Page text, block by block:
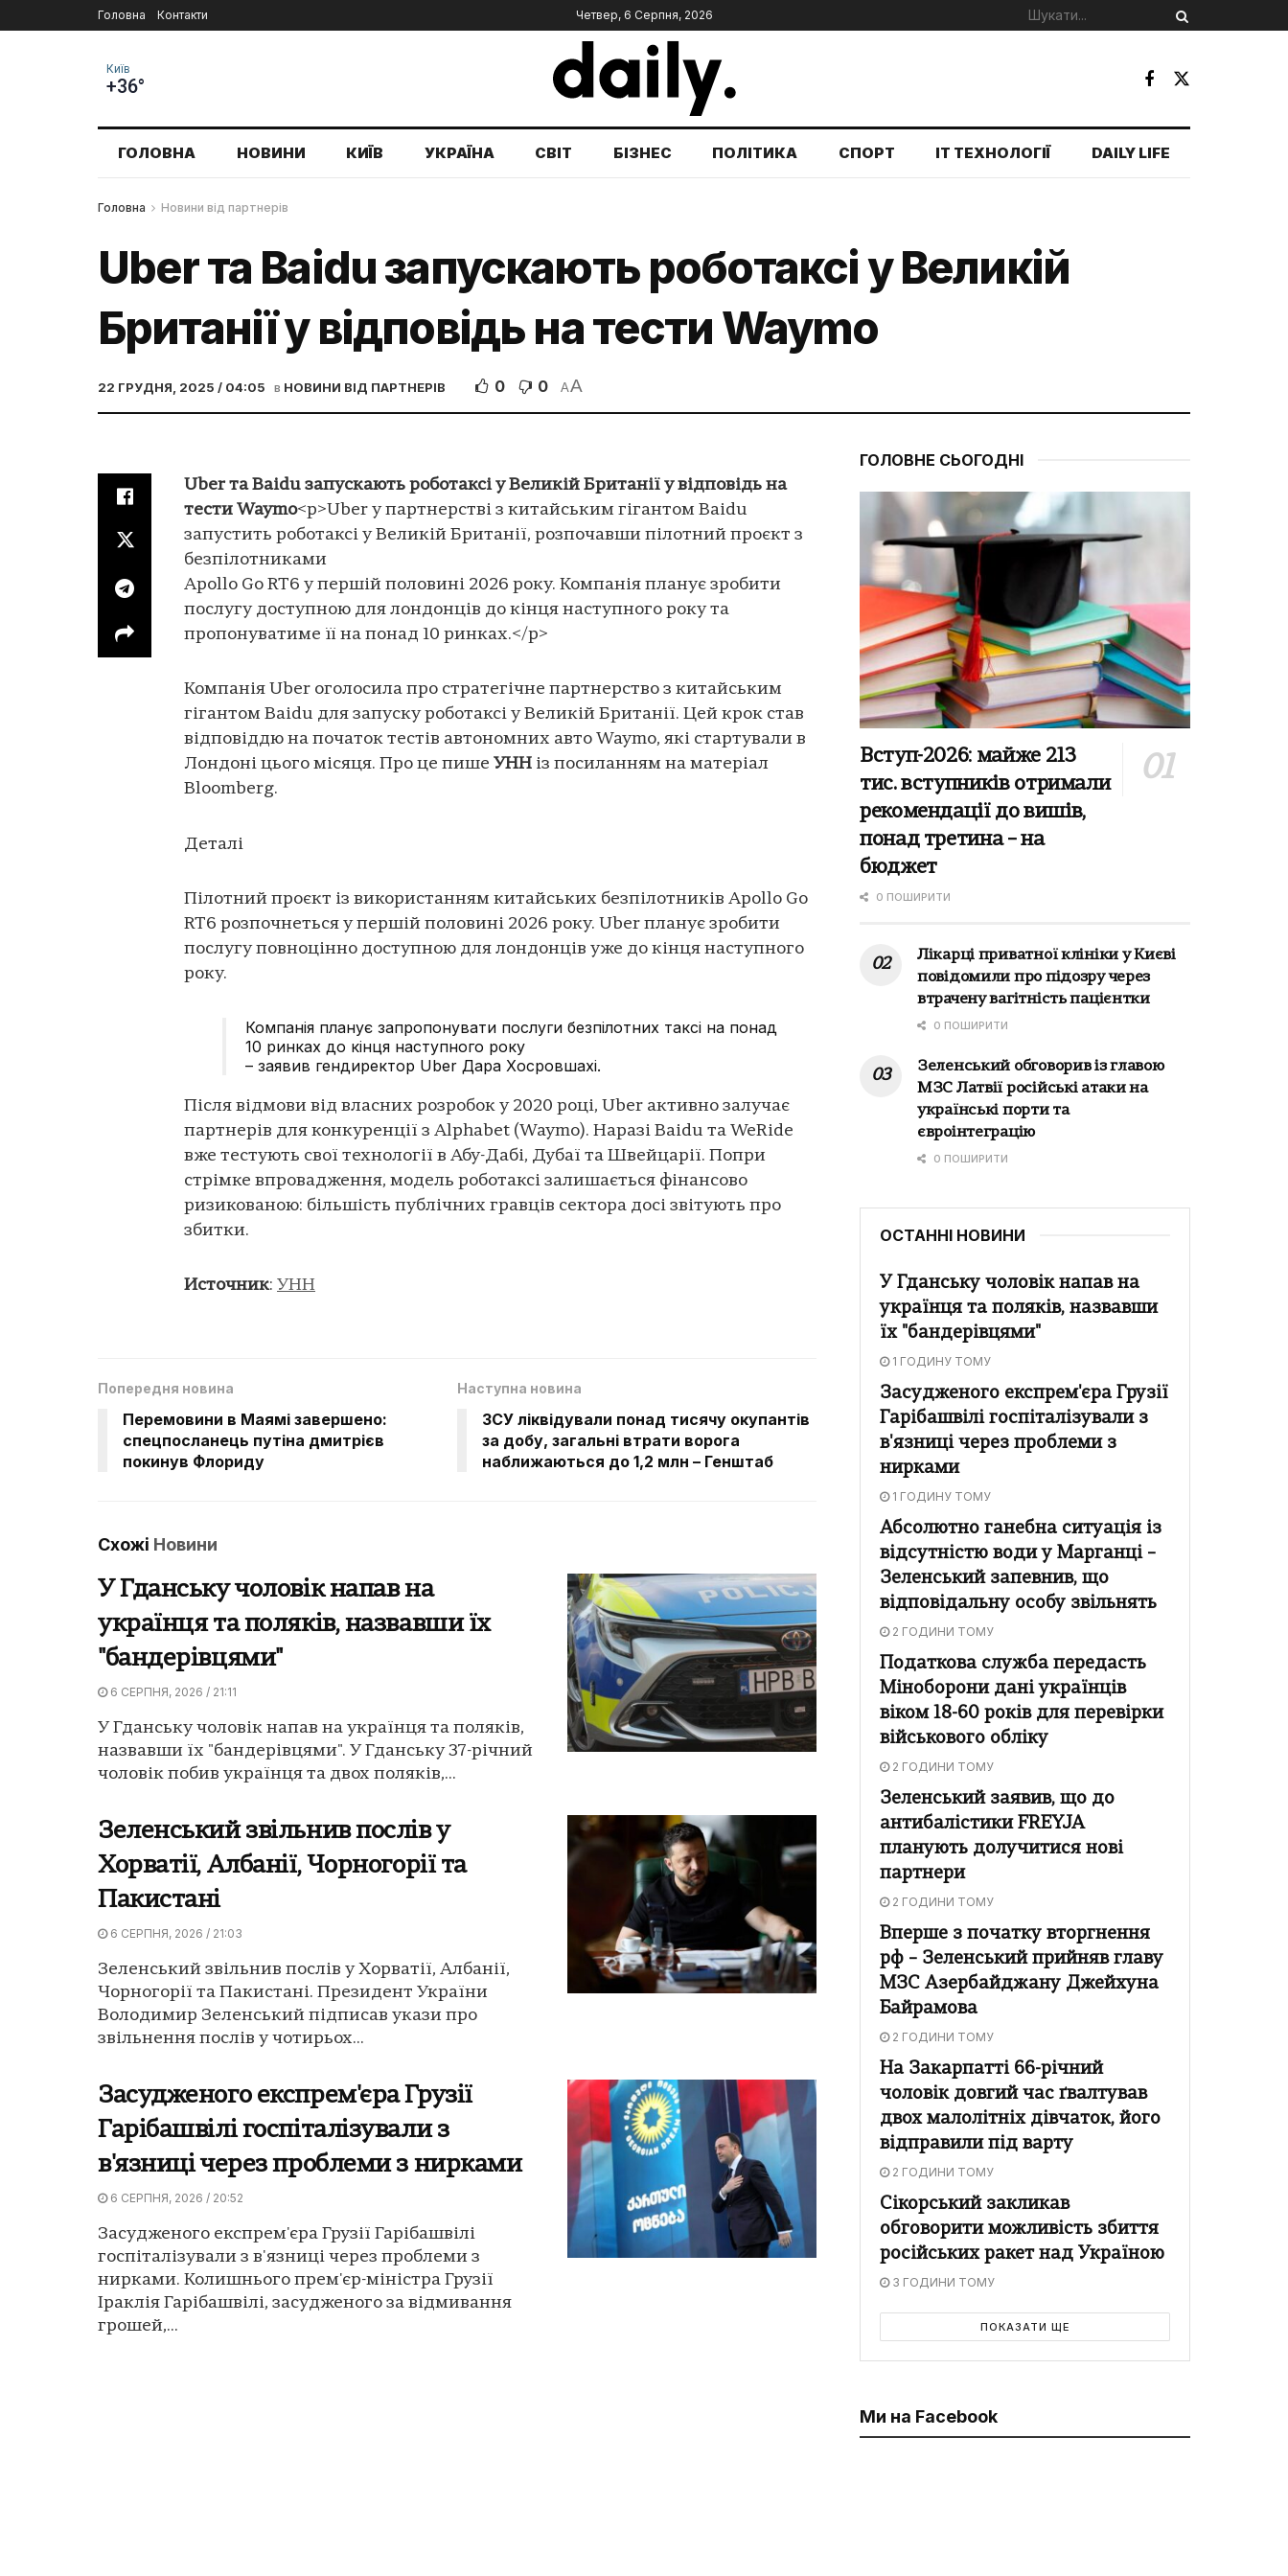
Головна Контакти Четвер, 6 Серпня, 2026
Київ
+36°
ГОЛОВНА НОВИНИ КИЇВ УКРАЇНА СВІТ БІЗНЕС ПОЛІТИКА СПОРТ IT ТЕХНОЛОГІЇ DAILY LIFE
Головна Новини від партнерів
Uber та Baidu запускають роботаксі у Великій
Британії у відповідь на тести Waymo
22 ГРУДНЯ, 2025 / 04:05 в НОВИНИ ВІД ПАРТНЕРІВ 0 0 AA
Uber та Baidu запускають роботаксі у Великій Британії у відповідь на
тести Waymo<p>Uber у партнерстві з китайським гігантом Baidu
запустить роботаксі у Великій Британії, розпочавши пілотний проєкт з
безпілотниками
Apollo Go RT6 у першій половині 2026 року. Компанія планує зробити
послугу доступною для лондонців до кінця наступного року та
пропонуватиме її на понад 10 ринках.</p>
Компанія Uber оголосила про стратегічне партнерство з китайським
гігантом Baidu для запуску роботаксі у Великій Британії. Цей крок став
відповіддю на початок тестів автономних авто Waymo, які стартували в
Лондоні цього місяця. Про це пише УНН із посиланням на матеріал
Bloomberg.
Деталі
Пілотний проєкт із використанням китайських безпілотників Apollo Go
RT6 розпочнеться у першій половині 2026 року. Uber планує зробити
послугу повноцінно доступною для лондонців уже до кінця наступного
року.
Компанія планує запропонувати послуги безпілотних таксі на понад
10 ринках до кінця наступного року
– заявив гендиректор Uber Дара Хосровшахі.
Після відмови від власних розробок у 2020 році, Uber активно залучає
партнерів для конкуренції з Alphabet (Waymo). Наразі Baidu та WeRide
вже тестують свої технології в Абу-Дабі, Дубаї та Швейцарії. Попри
стрімке впровадження, модель роботаксі залишається фінансово
ризикованою: більшість публічних гравців сектора досі звітують про
збитки.
Источник: УНН
Попередня новина
Перемовини в Маямі завершено:
спецпосланець путіна дмитрієв
покинув Флориду
Наступна новина
ЗСУ ліквідували понад тисячу окупантів
за добу, загальні втрати ворога
наближаються до 1,2 млн – Генштаб
Схожі Новини
У Гданську чоловік напав на
українця та поляків, назвавши їх
"бандерівцями"
6 СЕРПНЯ, 2026 / 21:11
У Гданську чоловік напав на українця та поляків,
назвавши їх "бандерівцями". У Гданську 37-річний
чоловік побив українця та двох поляків,...
Зеленський звільнив послів у
Хорватії, Албанії, Чорногорії та
Пакистані
6 СЕРПНЯ, 2026 / 21:03
Зеленський звільнив послів у Хорватії, Албанії,
Чорногорії та Пакистані. Президент України
Володимир Зеленський підписав укази про
звільнення послів у чотирьох...
Засудженого експрем'єра Грузії
Гарібашвілі госпіталізували з
в'язниці через проблеми з нирками
6 СЕРПНЯ, 2026 / 20:52
Засудженого експрем'єра Грузії Гарібашвілі
госпіталізували з в'язниці через проблеми з
нирками. Колишнього прем'єр-міністра Грузії
Іраклія Гарібашвілі, засудженого за відмивання
грошей,...
ГОЛОВНЕ СЬОГОДНІ
Вступ-2026: майже 213
тис. вступників отримали
рекомендації до вишів,
понад третина – на
бюджет
0 ПОШИРИТИ
Лікарці приватної клініки у Києві
повідомили про підозру через
втрачену вагітність пацієнтки
0 ПОШИРИТИ
Зеленський обговорив із главою
МЗС Латвії російські атаки на
українські порти та
євроінтеграцію
0 ПОШИРИТИ
ОСТАННІ НОВИНИ
У Гданську чоловік напав на
українця та поляків, назвавши
їх "бандерівцями"
1 ГОДИНУ ТОМУ
Засудженого експрем'єра Грузії
Гарібашвілі госпіталізували з
в'язниці через проблеми з
нирками
1 ГОДИНУ ТОМУ
Абсолютно ганебна ситуація із
відсутністю води у Марганці –
Зеленський запевнив, що
відповідальну особу звільнять
2 ГОДИНИ ТОМУ
Податкова служба передасть
Міноборони дані українців
віком 18-60 років для перевірки
військового обліку
2 ГОДИНИ ТОМУ
Зеленський заявив, що до
антибалістики FREYJA
планують долучитися нові
партнери
2 ГОДИНИ ТОМУ
Вперше з початку вторгнення
рф – Зеленський прийняв главу
МЗС Азербайджану Джейхуна
Байрамова
2 ГОДИНИ ТОМУ
На Закарпатті 66-річний
чоловік довгий час ґвалтував
двох малолітніх дівчаток, його
відправили під варту
2 ГОДИНИ ТОМУ
Сікорський закликав
обговорити можливість збиття
російських ракет над Україною
3 ГОДИНИ ТОМУ
ПОКАЗАТИ ЩЕ
Ми на Facebook